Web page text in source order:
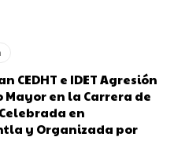
CEDHT e IDET Agresión
Mayor en la Carrera de
en
y Organizada por